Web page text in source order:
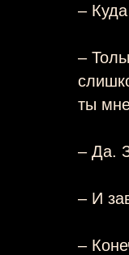
–
–
ты
– Да.
– И
–